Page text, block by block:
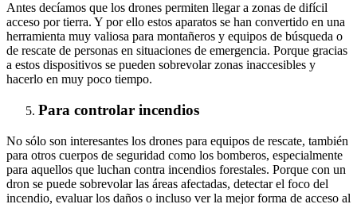
Antes decíamos que los drones permiten llegar a zonas de difícil
acceso por tierra. Y por ello estos aparatos se han convertido en una
herramienta muy valiosa para montañeros y equipos de búsqueda o
de rescate de personas en situaciones de emergencia. Porque gracias
a estos dispositivos se pueden sobrevolar zonas inaccesibles y
hacerlo en muy poco tiempo.
Para controlar incendios
No sólo son interesantes los drones para equipos de rescate, también
para otros cuerpos de seguridad como los bomberos, especialmente
para aquellos que luchan contra incendios forestales. Porque con un
dron se puede sobrevolar las áreas afectadas, detectar el foco del
incendio, evaluar los daños o incluso ver la mejor forma de acceso al